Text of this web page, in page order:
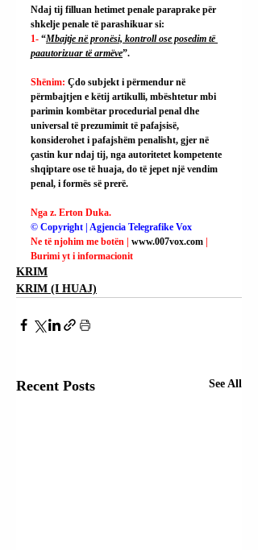
Ndaj tij filluan hetimet penale paraprake për
shkelje penale të parashikuar si:
1- “Mbajtje në pronësi, kontroll ose posedim të
paautorizuar të armëve”.
Shënim: Çdo subjekt i përmendur në
përmbajtjen e këtij artikulli, mbështetur mbi
parimin kombëtar procedurial penal dhe
universal të prezumimit të pafajsisë,
konsiderohet i pafajshëm penalisht, gjer në
çastin kur ndaj tij, nga autoritetet kompetente
shqiptare ose të huaja, do të jepet një vendim
penal, i formës së prerë.
Nga z. Erton Duka.
© Copyright | Agjencia Telegrafike Vox
Ne të njohim me botën | www.007vox.com
Burimi yt i informacionit
KRIM
KRIM (I HUAJ)
Recent Posts See All